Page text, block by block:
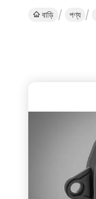
বাড়ি পণ্য